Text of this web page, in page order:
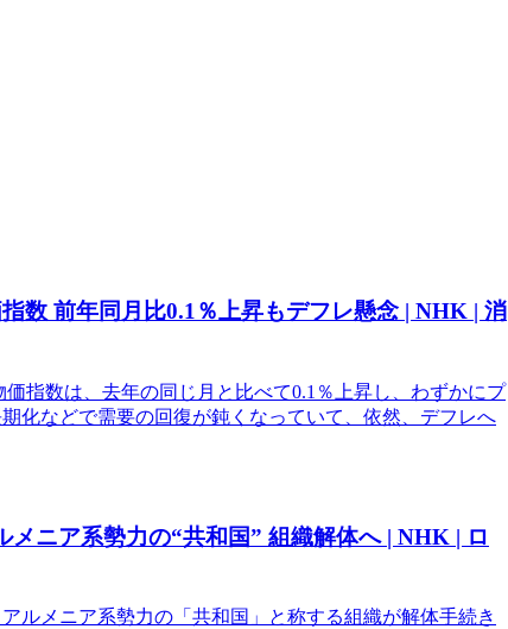
数 前年同月比0.1％上昇もデフレ懸念 | NHK | 消
指数は、去年の同じ月と比べて0.1％上昇し、わずかにプ
化などで需要の回復が鈍くなっていて、依然、デフレへ
メニア系勢力の“共和国” 組織解体へ | NHK | ロ
ルメニア系勢力の「共和国」と称する組織が解体手続き